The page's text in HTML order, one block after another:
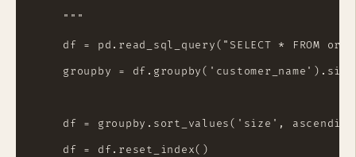
    """
df = pd.read_sql_query("SELECT * FROM
groupby =
df = groupby.sort_values('size',
    df = df.reset_index()